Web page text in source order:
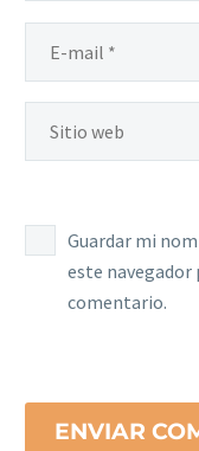
Guardar mi
este navegador
comentario.
ENVIAR